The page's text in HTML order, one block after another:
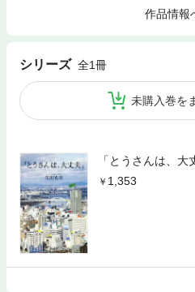
作品情報
シリーズ 全1冊
未購入巻を
「とうさんは、大
1,353